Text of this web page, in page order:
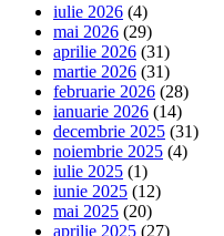
iulie 2026 (4)
mai 2026 (29)
aprilie 2026 (31)
martie 2026 (31)
februarie 2026 (28)
ianuarie 2026 (14)
decembrie 2025 (31)
noiembrie 2025 (4)
iulie 2025 (1)
iunie 2025 (12)
mai 2025 (20)
aprilie 2025 (27)